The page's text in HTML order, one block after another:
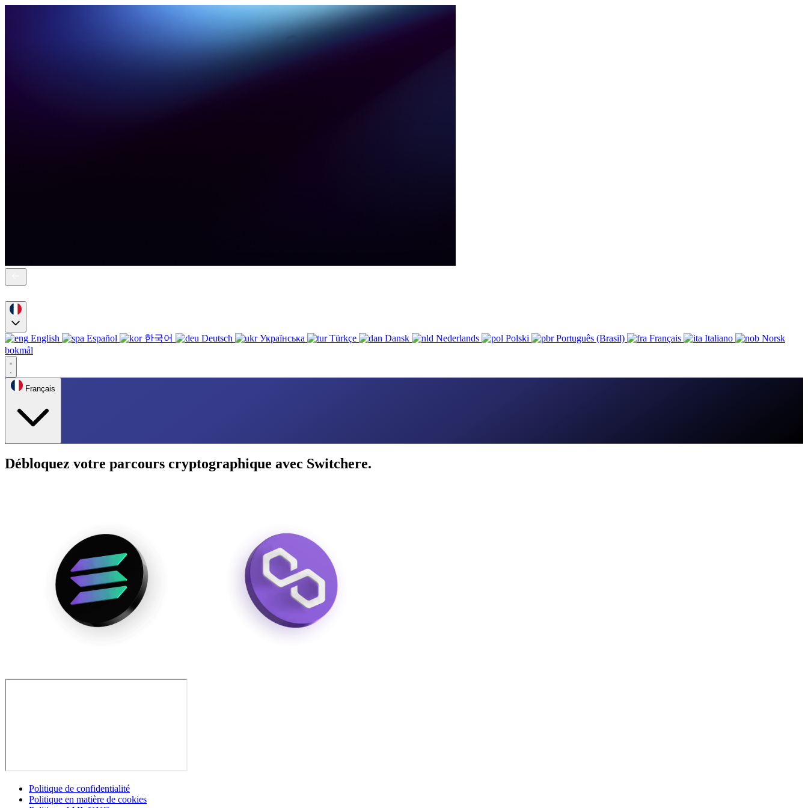
English Español 한국어 Deutsch Українська Türkçe Dansk Nederlands Polski Português (Brasil) Français Italiano
Norsk
bokmål
Français
Débloquez votre parcours cryptographique avec Switchere.
Politique de confidentialité
Politique en matière de cookies